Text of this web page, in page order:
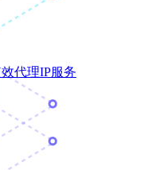
代理IP服务